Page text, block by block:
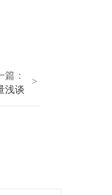
>
篇：
浅谈